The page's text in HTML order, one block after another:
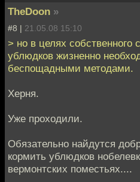
TheDoon »
#8 | 21.05.08 15:10
> но в целях собственного
ублюдков жизненно
беспощадными методами.
Херня.
Уже проходили.
Обязательно найдутся
кормить ублюдков
вермонтских поместьях....